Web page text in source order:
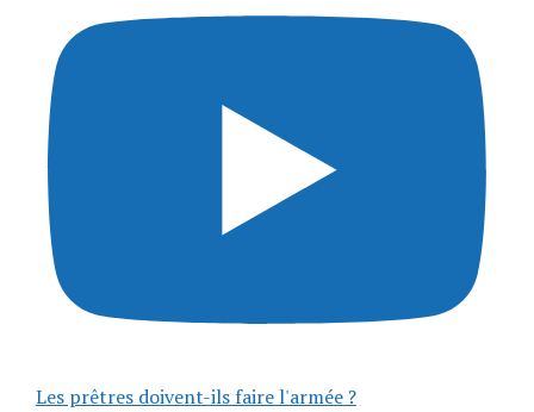
Les prêtres doivent-ils faire l'armée ?